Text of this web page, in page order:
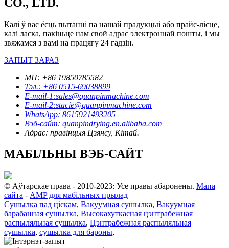
Калі ў вас ёсць пытанні па нашай прадукцыі або прайс-лісце,
калі ласка, пакіньце нам свой адрас электроннай пошты, і мы
звяжамся з вамі на працягу 24 гадзін.
ЗАПЫТ ЗАРАЗ
МП: +86 19850785582
Тэл.: +86 0515-69038899
E-mail-1:sales@quanpinmachine.com
E-mail-2:stacie@quanpinmachine.com
WhatsApp: 8615921493205
Вэб-сайт: quanpindrying.en.alibaba.com
Адрас: правінцыя Цзянсу, Кітай.
МАБІЛЬНЫ ВЭБ-САЙТ
© Аўтарскае права - 2010-2023: Усе правы абаронены. Мапа
сайта - AMP для мабільных прылад
Сушылка пад ціскам, Вакуумная сушылка, Вакуумная
барабанная сушылка, Высокахуткасная цэнтрабежная
распыляльная сушылка, Цэнтрабежная распыляльная
сушылка, сушылка для бароны,